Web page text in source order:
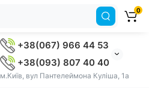
+38(067) 966 44 53
+38(093) 807 40 40
м.Київ, вул Пантелеймона Куліша, 1а
0